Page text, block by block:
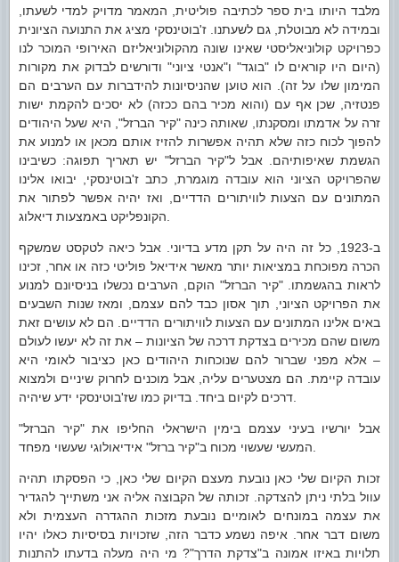
מלבד היותו בית ספר לכתיבה פוליטית, המאמר מדויק למדי לשעתו,
ובמידה לא מבוטלת, גם לשעתנו. ז'בוטינסקי מציג את התנועה הציונית
כפרויקט קולוניאליסטי שאינו שונה מהקולוניאליזם האירופי המוכר לנו
(היום היו קוראים לו "בוגד" ו"אנטי ציוני" ודורשים לבדוק את מקורות
המימון שלו על זה). הוא טוען שהניסיונות להידברות עם הערבים הם
פנטזיה, שכן אף עם (והוא מכיר בהם ככזה) לא יסכים להקמת ישות
זרה על אדמתו ומסקנתו, שאותה כינה "קיר הברזל", היא שעל היהודים
להפוך לכוח כזה שלא תהיה אפשרות להזיז אותם מכאן או למנוע את
הגשמת שאיפותיהם. אבל ל"קיר הברזל" יש תאריך תפוגה: כשיבינו
שהפרויקט הציוני הוא עובדה מוגמרת, כתב ז'בוטינסקי, יבואו אלינו
המתונים עם הצעות לוויתורים הדדיים, ואז יהיה אפשר לפתור את
ב-1923, כל זה היה על תקן מדע בדיוני. אבל כיאה לטקסט שמשקף
הכרה מפוכחת במציאות יותר מאשר אידיאל פוליטי כזה או אחר, זכינו
לראות בהגשמתו. "קיר הברזל" הוקם, הערבים נכשלו בניסיונם למנוע
את הפרויקט הציוני, תוך אסון כבד להם עצמם, ומאז שנות השבעים
באים אלינו המתונים עם הצעות לוויתורים הדדיים. הם לא עושים זאת
משום שהם מכירים בצדקת דרכה של הציונות – את זה לא יעשו לעולם
– אלא מפני שברור להם שנוכחות היהודים כאן כציבור לאומי היא
עובדה קיימת. הם מצטערים עליה, אבל מוכנים לחרוק שיניים ולמצוא
אבל יורשיו בעיני עצמם בימין הישראלי החליפו את "קיר הברזל"
זכות הקיום שלי כאן נובעת מעצם הקיום שלי כאן, כי הפסקתו תהיה
עוול בלתי ניתן להצדקה. זכותה של הקבוצה אליה אני משתייך להגדיר
את עצמה במונחים לאומיים נובעת מזכות ההגדרה העצמית ולא
משום דבר אחר. איפה נשמע כדבר הזה, שזכויות בסיסיות כאלו יהיו
תלויות באיזו אמונה ב"צדקת הדרך"? מי היה מעלה בדעתו להתנות